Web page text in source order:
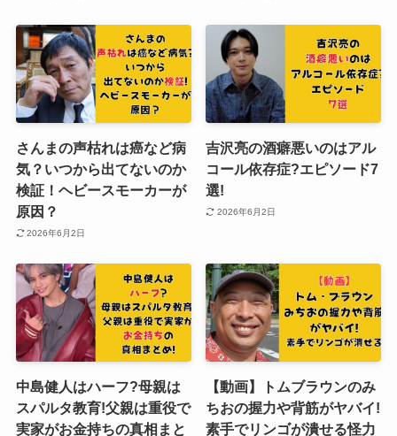
さんまの声枯れは癌など病
気？いつから出てないのか
検証！ヘビースモーカーが
原因？
2026年6月2日
吉沢亮の酒癖悪いのはアル
コール依存症?エピソード7
選!
2026年6月2日
中島健人はハーフ?母親は
スパルタ教育!父親は重役で
実家がお金持ちの真相まと
【動画】トムブラウンのみ
ちおの握力や背筋がヤバイ!
素手でリンゴが潰せる怪力